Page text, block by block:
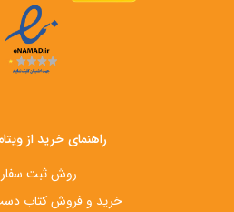
راهنمای خرید از
روش ثبت
خرید و فروش کتاب